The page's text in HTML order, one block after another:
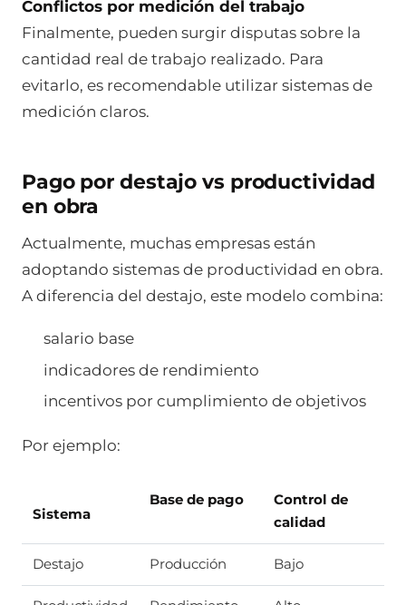
Conflictos por medición del trabajo
Finalmente, pueden surgir disputas sobre la
cantidad real de trabajo realizado. Para
evitarlo, es recomendable utilizar sistemas de
medición claros.
Pago por destajo vs productividad
en obra
Actualmente, muchas empresas están
adoptando sistemas de productividad en obra.
A diferencia del destajo, este modelo combina:
salario base
indicadores de rendimiento
incentivos por cumplimiento de objetivos
Por ejemplo:
Sistema
Base de pago
Control de
calidad
Destajo Producción Bajo